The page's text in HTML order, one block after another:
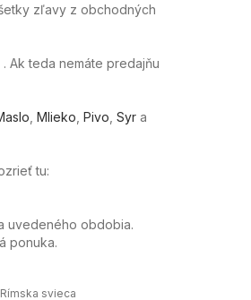
zľavy z obchodných
Ak teda nemáte predajňu
Mlieko Pivo Syr a
tu:
uvedeného obdobia.
ponuka.
svieca